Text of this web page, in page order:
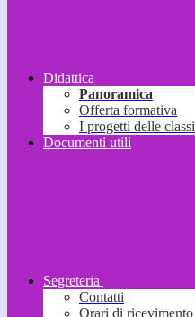
Didattica
Panoramica
Offerta formativa
I progetti delle classi
Documenti utili
Segreteria
Contatti
Orari di ricevimento